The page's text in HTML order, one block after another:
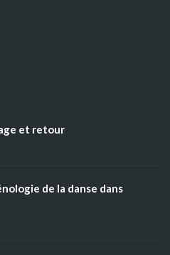
et retour
de la danse dans